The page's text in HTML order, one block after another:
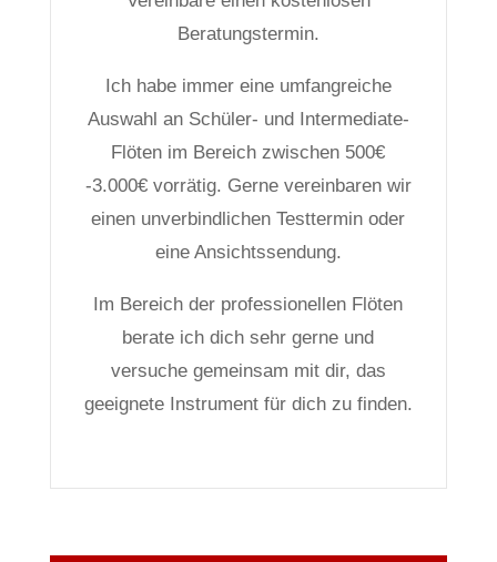
Beratungstermin.
Ich habe immer eine umfangreiche
Auswahl an Schüler- und Intermediate-
Flöten im Bereich zwischen 500€
-3.000€ vorrätig. Gerne vereinbaren wir
einen unverbindlichen Testtermin oder
eine Ansichtssendung.
Im Bereich der professionellen Flöten
berate ich dich sehr gerne und
versuche gemeinsam mit dir, das
geeignete Instrument für dich zu finden.